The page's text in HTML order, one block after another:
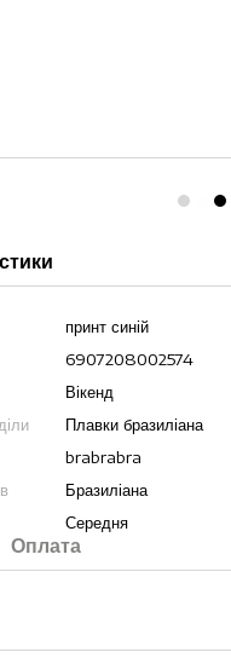
принт синій
6907208002574
Вікенд
Плавки бразиліана
brabrabra
Бразиліана
Середня
Оплата